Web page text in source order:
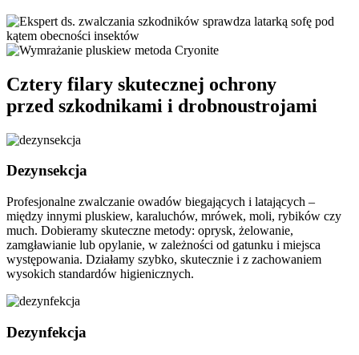
Cztery filary skutecznej ochrony
przed szkodnikami i drobnoustrojami
Dezynsekcja
Profesjonalne zwalczanie owadów biegających i latających –
między innymi pluskiew, karaluchów, mrówek, moli, rybików czy
much. Dobieramy skuteczne metody: oprysk, żelowanie,
zamgławianie lub opylanie, w zależności od gatunku i miejsca
występowania. Działamy szybko, skutecznie i z zachowaniem
wysokich standardów higienicznych.
Dezynfekcja